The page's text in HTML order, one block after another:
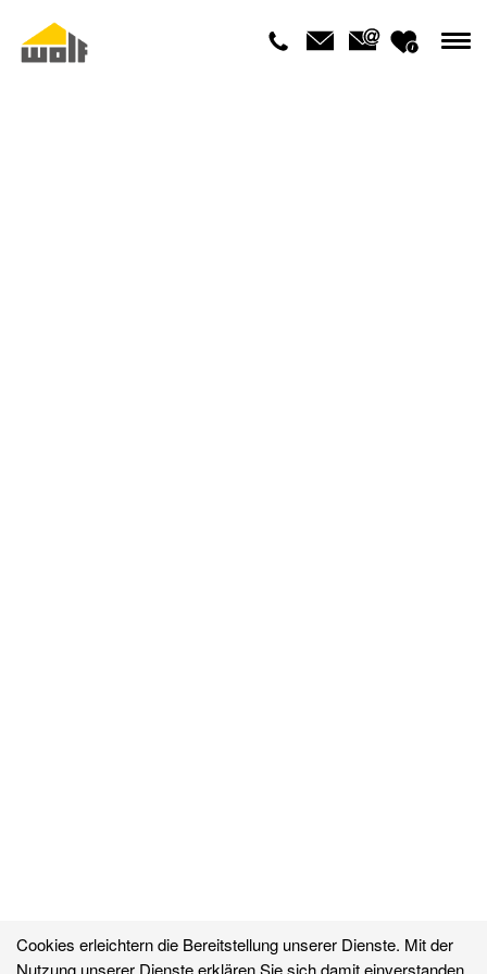
Cookies erleichtern die Bereitstellung unserer Dienste. Mit der
Nutzung unserer Dienste erklären Sie sich damit einverstanden,